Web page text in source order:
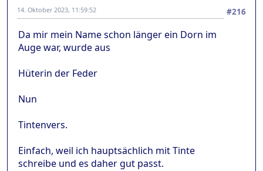
#216
14. Oktober 2023, 11:59:52
Da mir mein Name schon länger ein Dorn im
Auge war, wurde aus
Hüterin der Feder
Nun
Tintenvers.
Einfach, weil ich hauptsächlich mit Tinte
schreibe und es daher gut passt.